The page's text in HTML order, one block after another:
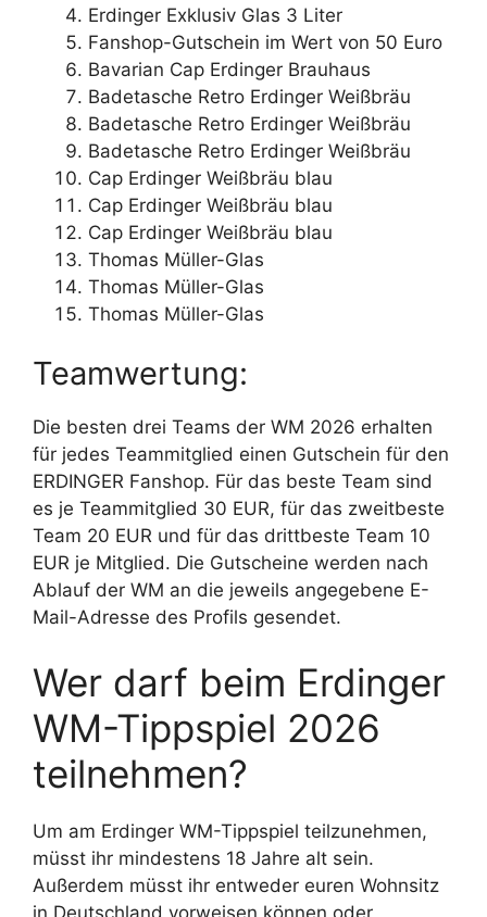
Erdinger Exklusiv Glas 3 Liter
Fanshop-Gutschein im Wert von 50 Euro
Bavarian Cap Erdinger Brauhaus
Badetasche Retro Erdinger Weißbräu
Badetasche Retro Erdinger Weißbräu
Badetasche Retro Erdinger Weißbräu
Cap Erdinger Weißbräu blau
Cap Erdinger Weißbräu blau
Cap Erdinger Weißbräu blau
Thomas Müller-Glas
Thomas Müller-Glas
Thomas Müller-Glas
Teamwertung:
Die besten drei Teams der WM 2026 erhalten
für jedes Teammitglied einen Gutschein für den
ERDINGER Fanshop. Für das beste Team sind
es je Teammitglied 30 EUR, für das zweitbeste
Team 20 EUR und für das drittbeste Team 10
EUR je Mitglied. Die Gutscheine werden nach
Ablauf der WM an die jeweils angegebene E-
Mail-Adresse des Profils gesendet.
Wer darf beim Erdinger
WM-Tippspiel 2026
teilnehmen?
Um am Erdinger WM-Tippspiel teilzunehmen,
müsst ihr mindestens 18 Jahre alt sein.
Außerdem müsst ihr entweder euren Wohnsitz
in Deutschland vorweisen können oder